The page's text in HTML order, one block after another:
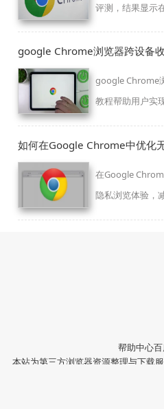
评测，结果显示
验，适合追求流
google Chrome浏览器跨设备
google Chrome
教程帮助用户实
如何在Google Chrome中优化
在Google
隐私浏览体验，
帮助中心百
本站为第三方浏览器资源整理与下载